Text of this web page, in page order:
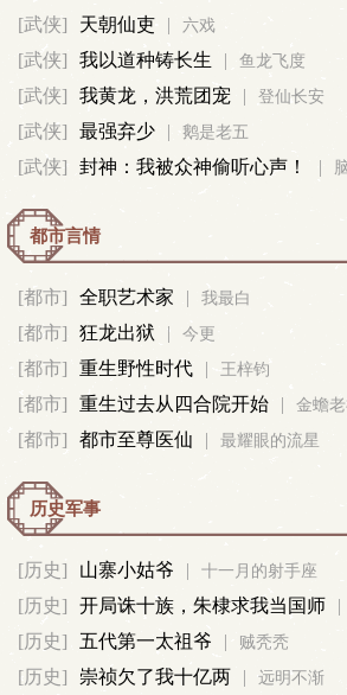
[武侠] 天朝仙吏 | 六戏
[武侠] 我以道种铸长生 | 鱼龙飞度
[武侠] 我黄龙，洪荒团宠 | 登仙长安
[武侠] 最强弃少 | 鹅是老五
[武侠] 封神：我被众神偷听心声！ |
都市言情
[都市] 全职艺术家 | 我最白
[都市] 狂龙出狱 | 今更
[都市] 重生野性时代 | 王梓钧
[都市] 重生过去从四合院开始 | 金蟾老
[都市] 都市至尊医仙 | 最耀眼的流星
历史军事
[历史] 山寨小姑爷 | 十一月的射手座
[历史] 开局诛十族，朱棣求我当国师 |
[历史] 五代第一太祖爷 | 贼秃秃
[历史] 崇祯欠了我十亿两 | 远明不渐